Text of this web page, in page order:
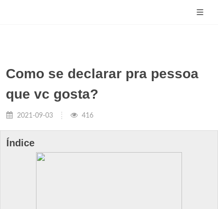
Como se declarar pra pessoa
que vc gosta?
2021-09-03 416
Índice